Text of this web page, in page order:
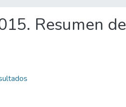
Resumen de